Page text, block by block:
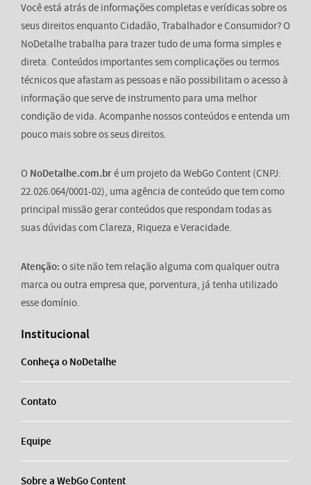
Você está atrás de informações completas e verídicas sobre os
seus direitos enquanto Cidadão, Trabalhador e Consumidor? O
NoDetalhe trabalha para trazer tudo de uma forma simples e
direta. Conteúdos importantes sem complicações ou termos
técnicos que afastam as pessoas e não possibilitam o acesso à
informação que serve de instrumento para uma melhor
condição de vida. Acompanhe nossos conteúdos e entenda um
pouco mais sobre os seus direitos.
O NoDetalhe.com.bré um projeto da WebGo Content (CNPJ:
22.026.064/0001-02), uma agência de conteúdo que tem como
principal missão gerar conteúdos que respondam todas as
suas dúvidas com Clareza, Riqueza e Veracidade.
Atenção: o site não tem relação alguma com qualquer outra
marca ou outra empresa que, porventura, já tenha utilizado
esse domínio.
Institucional
Conheça o NoDetalhe
Contato
Equipe
Sobre a WebGo Content